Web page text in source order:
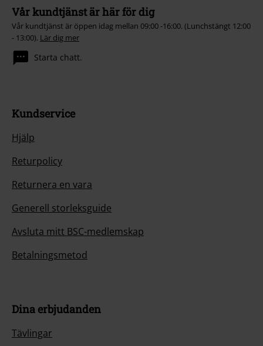
Vår kundtjänst är här för dig
Vår kundtjänst är öppen idag mellan 09:00 -16:00. (Lunchstängt 12:00
- 13:00). Lär dig mer
Starta chatt.
Kundservice
Hjälp
Returpolicy
Returnera en vara
Generell storleksguide
Avsluta mitt BSC-medlemskap
Betalningsmetod
Dina erbjudanden
Tävlingar